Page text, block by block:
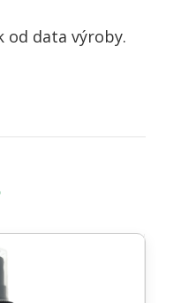
od data výroby.